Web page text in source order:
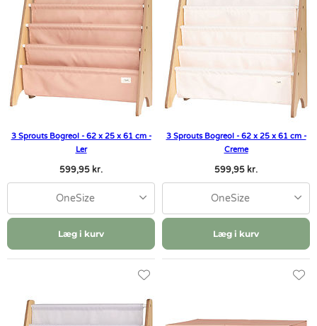
3 Sprouts Bogreol - 62 x 25 x 61 cm -
Ler
599,95 kr.
OneSize
Læg i kurv
3 Sprouts Bogreol - 62 x 25 x 61 cm -
Creme
599,95 kr.
OneSize
Læg i kurv